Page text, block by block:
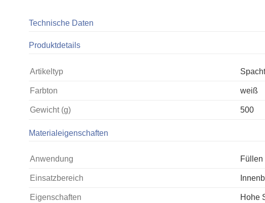
Technische Daten
Produktdetails
Artikeltyp
Farbton weiß
Gewicht (g) 500
Materialeigenschaften
Anwendung Füllen
Einsatzbereich
Eigenschaften Hohe